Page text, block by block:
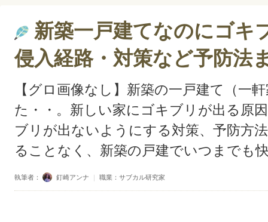
新築一戸建てなのにゴキ
侵入経路・対策など予防法
【グロ画像なし】新築の一戸建て（一
た・・。新しい家にゴキブリが出る原
ブリが出ないようにする対策、予防方
ることなく、新築の戸建でいつまでも
執筆者： 釘崎アンナ ｜ 職業：サブカル研究家